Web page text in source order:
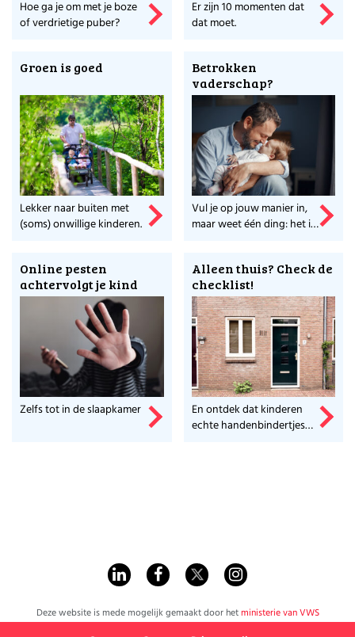
Hoe ga je om met je boze
of verdrietige puber?
Er zijn 10 momenten dat
dat moet.
Groen is goed
Lekker naar buiten met
(soms) onwillige kinderen.
Betrokken
vaderschap?
Vul je op jouw manier in,
maar weet één ding: het is
Online pesten
achtervolgt je kind
Zelfs tot in de slaapkamer
Alleen thuis? Check de
checklist!
En ontdek dat kinderen
echte handenbindertjes
Deze website is mede mogelijk gemaakt door het ministerie van VWS